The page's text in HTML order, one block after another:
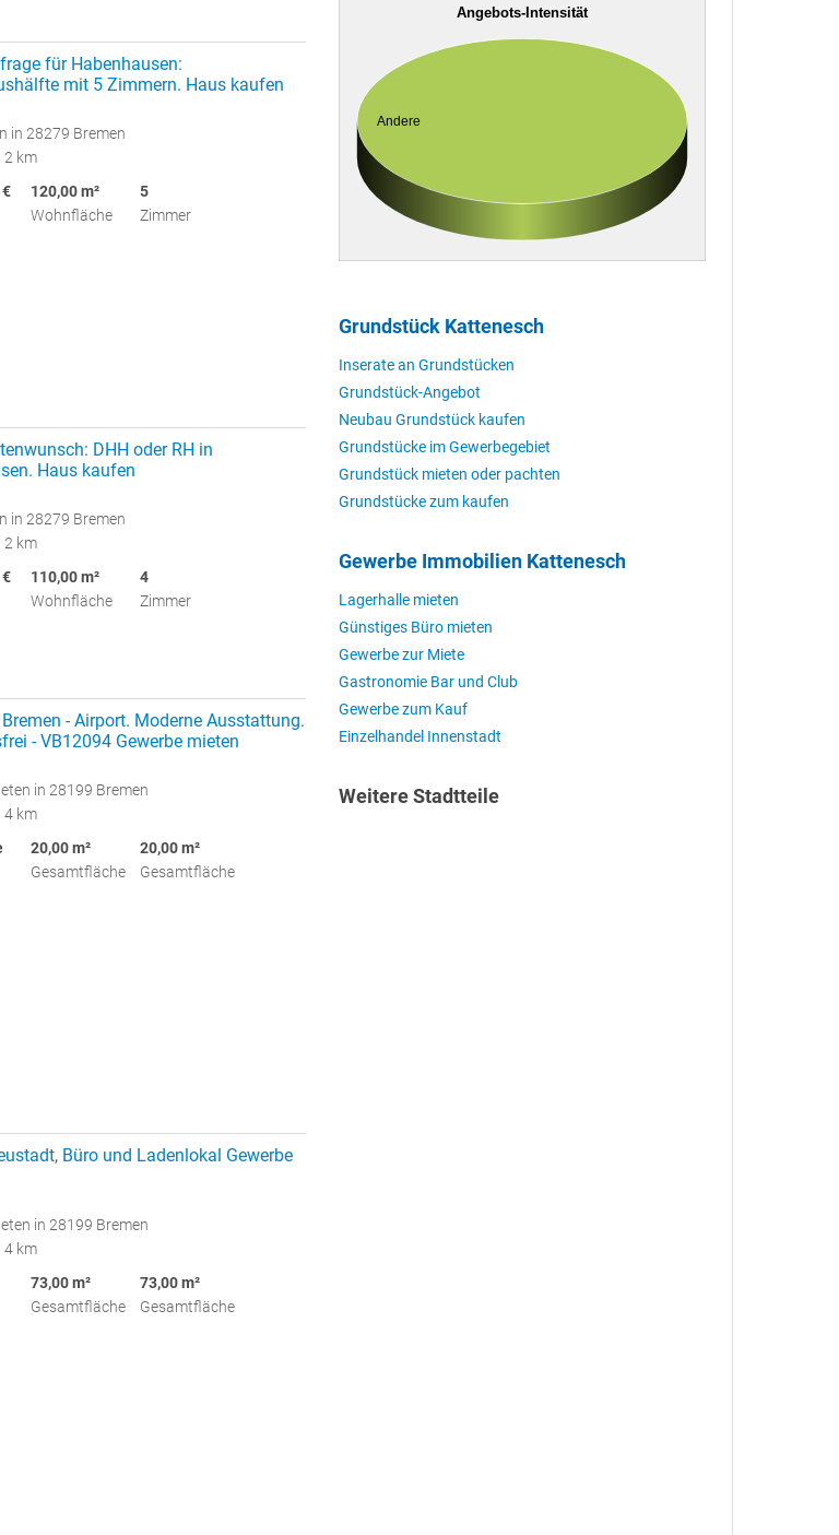
für Habenhausen:
mit 5 Zimmern. Haus kaufen
in 28279 Bremen
2 km
120,00 m²
Wohnfläche
5
Zimmer
DHH oder RH in
Haus kaufen
in 28279 Bremen
2 km
110,00 m²
Wohnfläche
4
Zimmer
- Airport. Moderne Ausstattung.
- VB12094 Gewerbe mieten
in 28199 Bremen
4 km
20,00 m²
Gesamtfläche
20,00 m²
Gesamtfläche
Büro und Ladenlokal Gewerbe
in 28199 Bremen
4 km
73,00 m²
Gesamtfläche
73,00 m²
Gesamtfläche
Angebots-Intensität
Andere
Grundstück Kattenesch
Inserate an Grundstücken
Grundstück-Angebot
Neubau Grundstück kaufen
Grundstücke im Gewerbegebiet
Grundstück mieten oder pachten
Grundstücke zum kaufen
Gewerbe Immobilien Kattenesch
Lagerhalle mieten
Günstiges Büro mieten
Gewerbe zur Miete
Gastronomie Bar und Club
Gewerbe zum Kauf
Einzelhandel Innenstadt
Weitere Stadtteile